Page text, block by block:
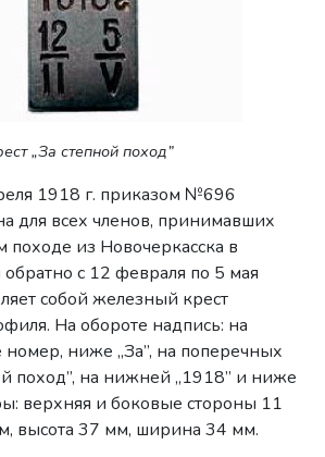
„За степной поход”
1918 г. приказом №696
для всех членов, принимавших
походе из Новочеркасска в
обратно с 12 февраля по 5 мая
собой железный крест
На обо­роте надпись: на
номер, ниже „За”, на поперечных
поход”, на нижней „1918” и ниже
верх­няя и боковые стороны 11
высота 37 мм, ширина 34 мм.